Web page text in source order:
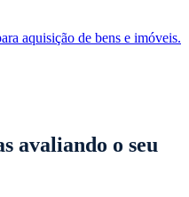
aquisição de bens e imóveis.
avaliando o seu